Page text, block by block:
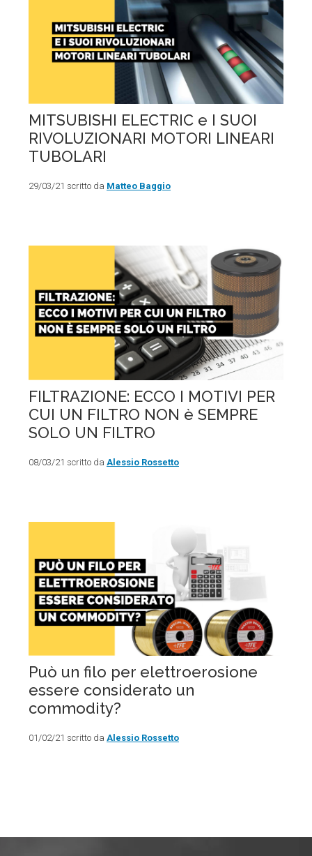
MITSUBISHI ELECTRIC e I SUOI
RIVOLUZIONARI MOTORI LINEARI
TUBOLARI
29/03/21 scritto da Matteo Baggio
FILTRAZIONE: ECCO I MOTIVI PER
CUI UN FILTRO NON è SEMPRE
SOLO UN FILTRO
08/03/21 scritto da Alessio Rossetto
Può un filo per elettroerosione
essere considerato un
commodity?
01/02/21 scritto da Alessio Rossetto